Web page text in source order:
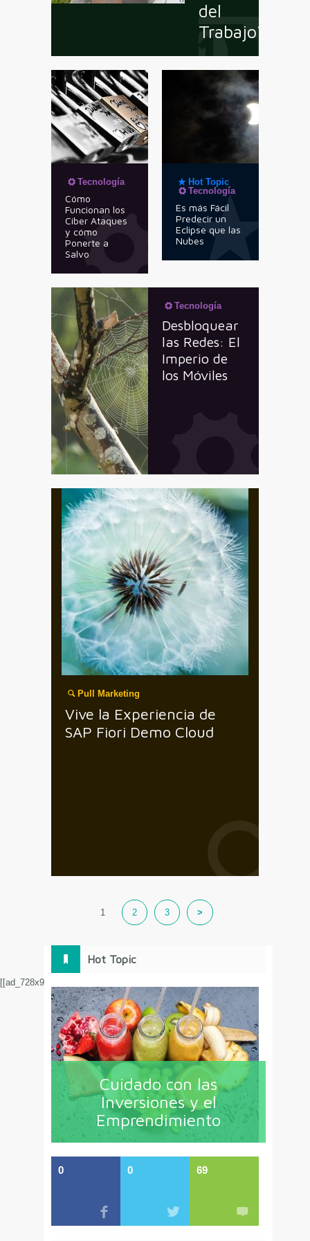
del
Trabajo?
Tecnología
Cómo
Funcionan los
Ciber Ataques
y cómo
Ponerte a
Salvo
Hot Topic
Tecnología
Es más Fácil
Predecir un
Eclipse que las
Nubes
Tecnología
Desbloquear
las Redes: El
Imperio de
los Móviles
Pull Marketing
Vive la Experiencia de
SAP Fiori Demo Cloud
1 2 3 >
Hot Topic
Cuidado con las
Inversiones y el
Emprendimiento
0 0 69
[[ad_728x90]